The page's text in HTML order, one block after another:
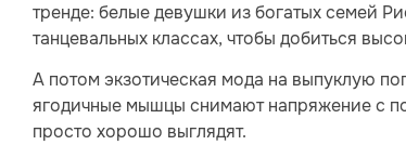
тренде: белые девушки из богатых семей
танцевальных классах, чтобы добиться
А потом экзотическая мода на выпуклую
ягодичные мышцы снимают напряжение с
просто хорошо выглядят.